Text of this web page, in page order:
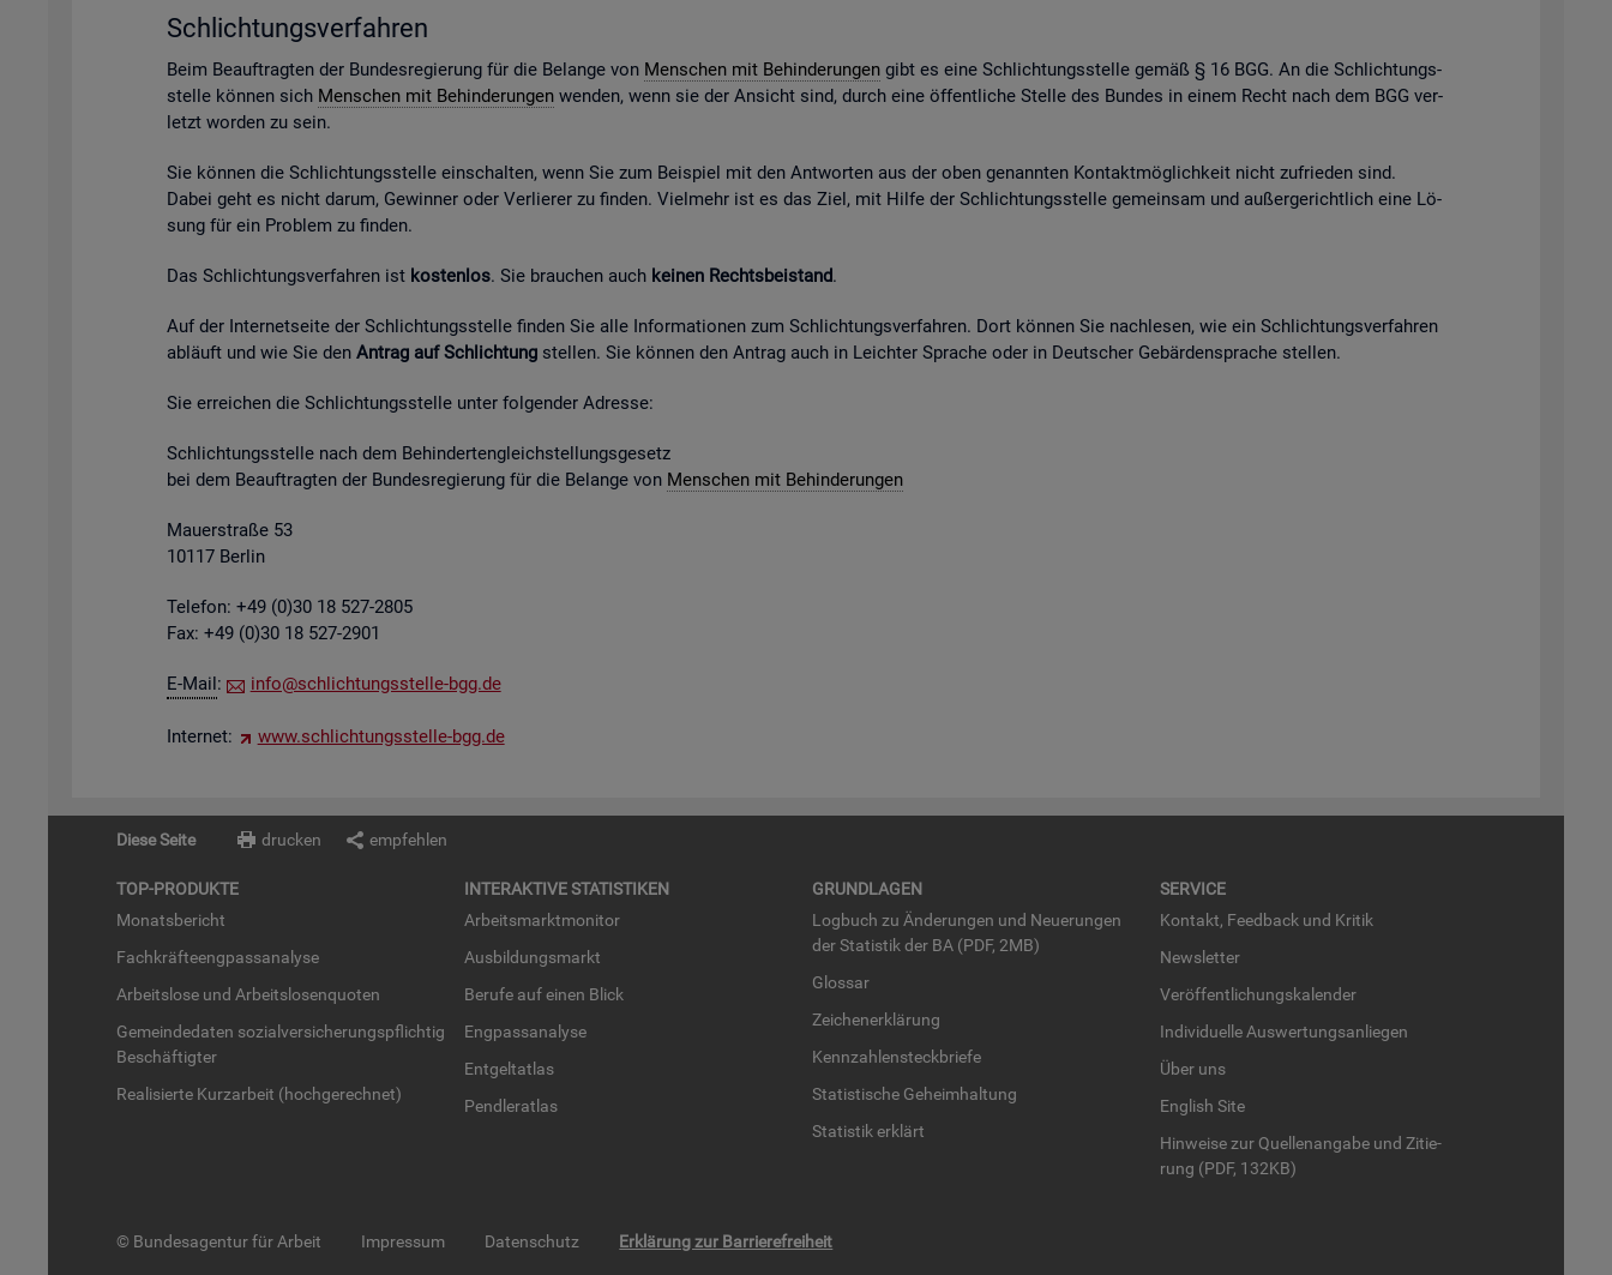
Schlich­tungs­ver­fah­ren
Beim Be­auf­trag­ten der Bun­des­re­gie­rung für die Be­lan­ge von Men­schen mit Be­hin­de­run­gengibt es eine Schlich­tungs­stel­le gemäß § 16 BGG. An die Schlich­tungs­
stel­le kön­nen sich Men­schen mit Be­hin­de­run­genwen­den, wenn sie der An­sicht sind, durch eine öf­fent­li­che Stel­le des Bun­des in einem Recht nach dem BGG ver­
letzt wor­den zu sein.
Sie kön­nen die Schlich­tungs­stel­le ein­schal­ten, wenn Sie zum Bei­spiel mit den Ant­wor­ten aus der oben ge­nann­ten Kon­takt­mög­lich­keit nicht zu­frie­den sind.
Dabei geht es nicht darum, Ge­win­ner oder Ver­lie­rer zu fin­den. Viel­mehr ist es das Ziel, mit Hilfe der Schlich­tungs­stel­le ge­mein­sam und au­ßer­ge­richt­lich eine Lö­
sung für ein Pro­blem zu fin­den.
Das Schlich­tungs­ver­fah­ren ist kos­ten­los. Sie brau­chen auch kei­nen Rechts­bei­stand.
Auf der In­ter­net­sei­te der Schlich­tungs­stel­le fin­den Sie alle In­for­ma­tio­nen zum Schlich­tungs­ver­fah­ren. Dort kön­nen Sie nach­le­sen, wie ein Schlich­tungs­ver­fah­ren
ab­läuft und wie Sie den An­trag auf Schlich­tungstel­len. Sie kön­nen den An­trag auch in Leich­ter Spra­che oder in Deut­scher Ge­bär­den­spra­che stel­len.
Sie er­rei­chen die Schlich­tungs­stel­le unter fol­gen­der Adres­se:
Schlich­tungs­stel­le nach dem Be­hin­der­ten­gleich­stel­lungs­ge­setz
bei dem Be­auf­trag­ten der Bun­des­re­gie­rung für die Be­lan­ge von Men­schen mit Be­hin­de­run­gen
Mau­er­stra­ße 53
10117 Ber­lin
Te­le­fon: +49 (0)30 18 527-2805
Fax: +49 (0)30 18 527-2901
E-Mail: info@​sch​lich​tung​sste​lle-​bgg.​de
In­ter­net: www.​sch​lich​tung​sste​lle-​bgg.​de
Diese Seite drucken empfehlen
TOP-PRO­DUK­TE
Mo­nats­be­richt
Fach­kräf­te­eng­pass­ana­ly­se
Ar­beits­lo­se und Ar­beits­lo­sen­quo­ten
Ge­mein­de­da­ten so­zi­al­ver­si­che­rungs­pflich­tig
Be­schäf­tig­ter
Rea­li­sier­te Kurz­ar­beit (hoch­ge­rech­net)
IN­TER­AK­TI­VE STA­TIS­TI­KEN
Ar­beits­markt­mo­ni­tor
Aus­bil­dungs­markt
Be­ru­fe auf einen Blick
Eng­pass­ana­ly­se
Ent­gel­t­at­las
Pend­ler­at­las
GRUND­LA­GEN
Log­buch zu Än­de­run­gen und Neue­run­gen
der Sta­tis­tik der BA (PDF, 2MB)
Glos­sar
Zei­chen­er­klä­rung
Kenn­zah­len­steck­brie­fe
Sta­tis­ti­sche Ge­heim­hal­tung
Sta­tis­tik er­klärt
SER­VICE
Kon­takt, Feed­back und Kri­tik
News­let­ter
Ver­öf­fent­li­chungs­ka­len­der
In­di­vi­du­el­le Aus­wer­tungs­an­lie­gen
Über uns
English Site
Hin­wei­se zur Quel­len­an­ga­be und Zi­tie­
rung (PDF, 132KB)
© Bundesagentur für Arbeit Impressum Datenschutz Erklärung zur Barrierefreiheit